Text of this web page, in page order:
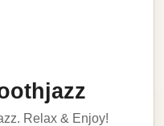
Relax & Enjoy!